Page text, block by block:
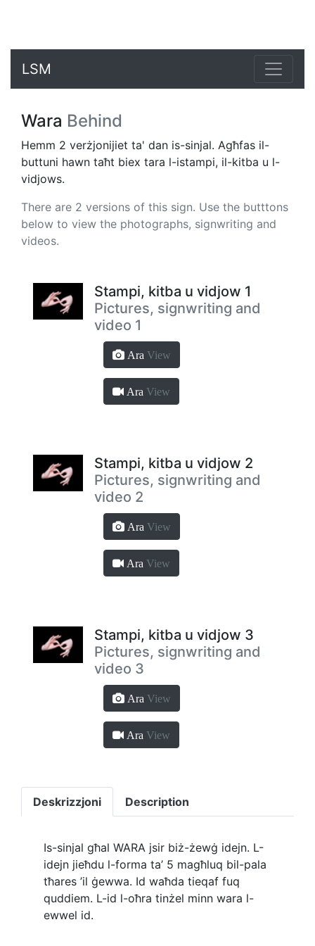
LSM
Wara Behind
Hemm 2 verżjonijiet ta' dan is-sinjal. Agħfas il-
buttuni hawn taħt biex tara l-istampi, il-kitba u l-
vidjows.
There are 2 versions of this sign. Use the butttons
below to view the photographs, signwriting and
videos.
Stampi, kitba u vidjow 1
Pictures, signwriting and
video 1
Ara View
Ara View
Stampi, kitba u vidjow 2
Pictures, signwriting and
video 2
Ara View
Ara View
Stampi, kitba u vidjow 3
Pictures, signwriting and
video 3
Ara View
Ara View
Deskrizzjoni Description
Is-sinjal għal WARA jsir biż-żewġ idejn. L-
idejn jieħdu l-forma ta’ 5 magħluq bil-pala
tħares ’il ġewwa. Id waħda tieqaf fuq
quddiem. L-id l-oħra tinżel minn wara l-
ewwel id.